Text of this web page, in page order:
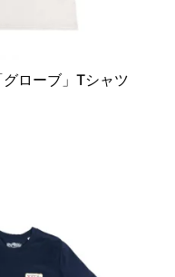
ローブ」Tシャツ